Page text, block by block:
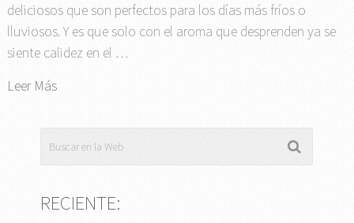
deliciosos que son perfectos para los días más fríos o
lluviosos. Y es que solo con el aroma que desprenden ya se
siente calidez en el …
Leer Más
RECIENTE: